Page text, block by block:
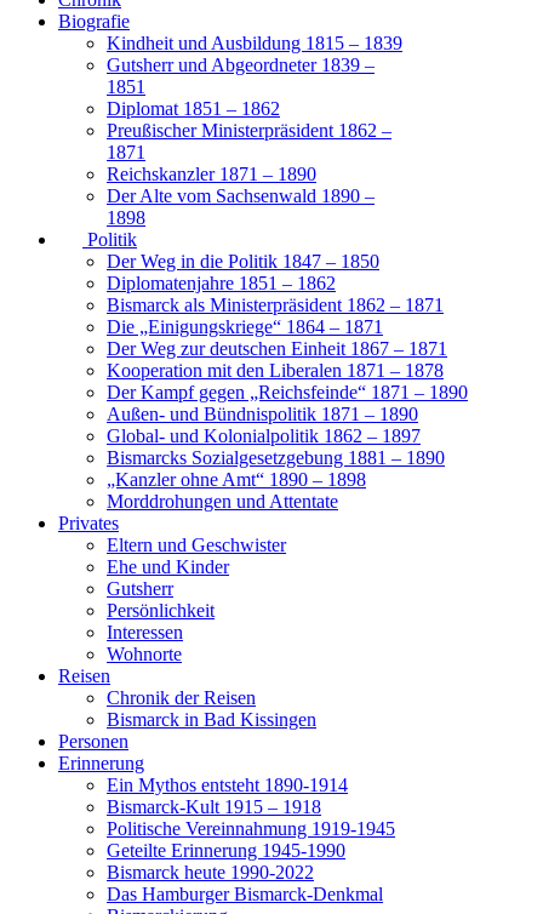
Biografie
Kindheit und Ausbildung 1815 – 1839
Gutsherr und Abgeordneter 1839 –
1851
Diplomat 1851 – 1862
Preußischer Ministerpräsident 1862 –
1871
Reichskanzler 1871 – 1890
Der Alte vom Sachsenwald 1890 –
1898
Politik
Der Weg in die Politik 1847 – 1850
Diplomatenjahre 1851 – 1862
Bismarck als Ministerpräsident 1862 – 1871
Die „Einigungskriege“ 1864 – 1871
Der Weg zur deutschen Einheit 1867 – 1871
Kooperation mit den Liberalen 1871 – 1878
Der Kampf gegen „Reichsfeinde“ 1871 – 1890
Außen- und Bündnispolitik 1871 – 1890
Global- und Kolonialpolitik 1862 – 1897
Bismarcks Sozialgesetzgebung 1881 – 1890
„Kanzler ohne Amt“ 1890 – 1898
Morddrohungen und Attentate
Privates
Eltern und Geschwister
Ehe und Kinder
Gutsherr
Persönlichkeit
Interessen
Wohnorte
Reisen
Chronik der Reisen
Bismarck in Bad Kissingen
Personen
Erinnerung
Ein Mythos entsteht 1890-1914
Bismarck-Kult 1915 – 1918
Politische Vereinnahmung 1919-1945
Geteilte Erinnerung 1945-1990
Bismarck heute 1990-2022
Das Hamburger Bismarck-Denkmal